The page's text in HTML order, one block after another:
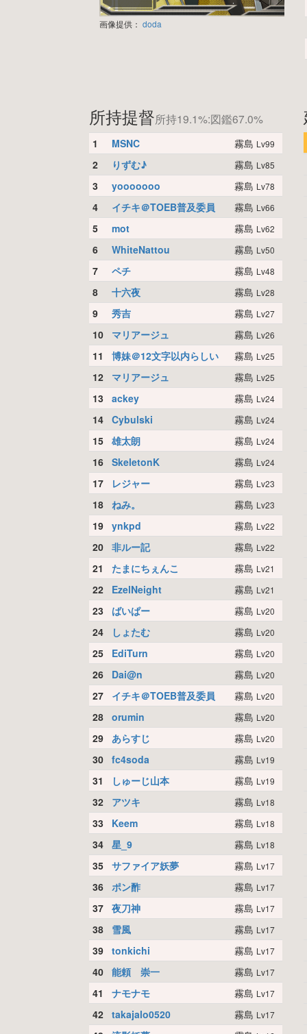
画像提供： doda
所持提督所持19.1%:図鑑67.0%
1 MSNC 霧島 Lv99
2 りずむ♪ 霧島 Lv85
3 yooooooo 霧島 Lv78
4 イチキ＠TOEB普及委員 霧島 Lv66
5 mot 霧島 Lv62
6 WhiteNattou 霧島 Lv50
7 ペチ 霧島 Lv48
8 十六夜 霧島 Lv28
9 秀吉 霧島 Lv27
10 マリアージュ 霧島 Lv26
11 博妹＠12文字以内らしい 霧島 Lv25
12 マリアージュ 霧島 Lv25
13 ackey 霧島 Lv24
14 Cybulski 霧島 Lv24
15 雄太朗 霧島 Lv24
16 SkeletonK 霧島 Lv24
17 レジャー 霧島 Lv23
18 ねみ。 霧島 Lv23
19 ynkpd 霧島 Lv22
20 非ルー記 霧島 Lv22
21 たまにちぇんこ 霧島 Lv21
22 EzelNeight 霧島 Lv21
23 ばいぱー 霧島 Lv20
24 しょたむ 霧島 Lv20
25 EdiTurn 霧島 Lv20
26 Dai@n 霧島 Lv20
27 イチキ＠TOEB普及委員 霧島 Lv20
28 orumin 霧島 Lv20
29 あらすじ 霧島 Lv20
30 fc4soda 霧島 Lv19
31 しゅーじ山本 霧島 Lv19
32 アツキ 霧島 Lv18
33 Keem 霧島 Lv18
34 星_9 霧島 Lv18
35 サファイア妖夢 霧島 Lv17
36 ポン酢 霧島 Lv17
37 夜刀神 霧島 Lv17
38 雪風 霧島 Lv17
39 tonkichi 霧島 Lv17
40 能頼 崇一 霧島 Lv17
41 ナモナモ 霧島 Lv17
42 takajalo0520 霧島 Lv17